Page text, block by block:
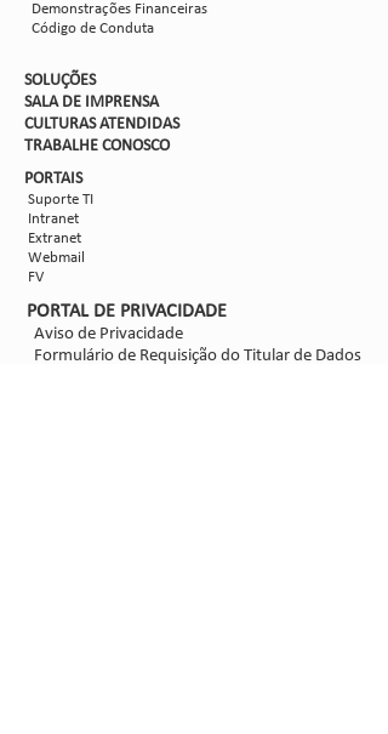
Demonstrações Financeiras
Código de Conduta
SOLUÇÕES
SALA DE IMPRENSA
CULTURAS ATENDIDAS
TRABALHE CONOSCO
PORTAIS
Suporte TI
Intranet
Extranet
Webmail
FV
PORTAL DE PRIVACIDADE
Aviso de Privacidade
Formulário de Requisição do Titular de Dados